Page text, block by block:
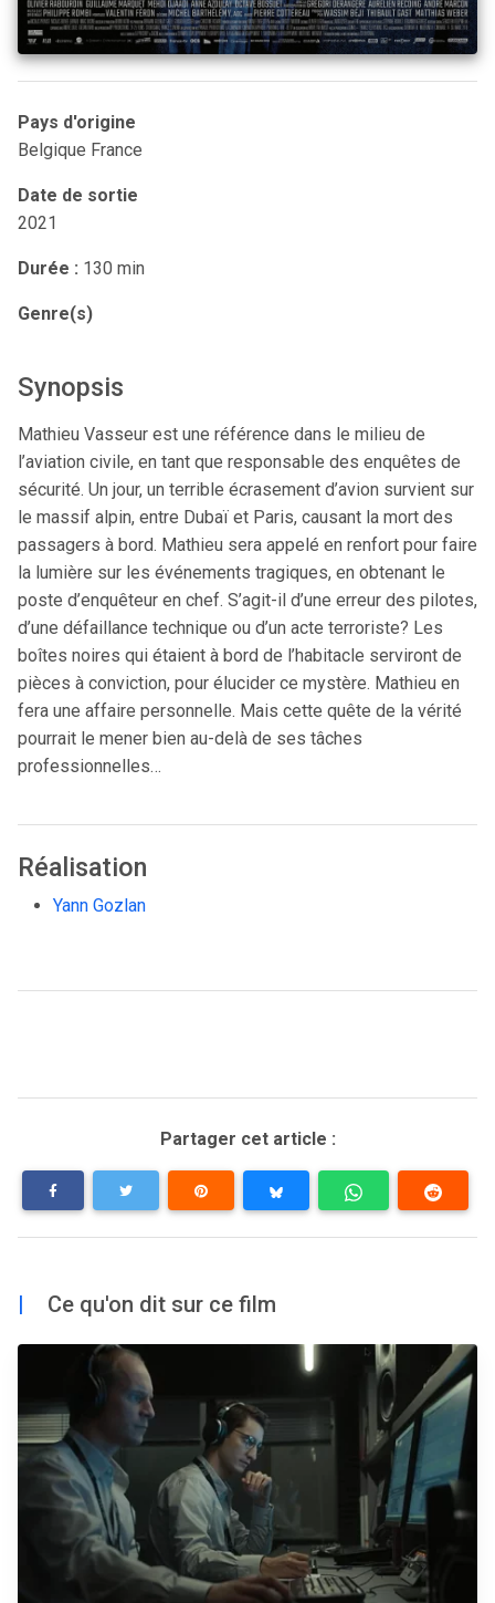
Pays d'origine
Belgique France
Date de sortie
2021
Durée : 130 min
Genre(s)
Synopsis
Mathieu Vasseur est une référence dans le milieu de
l’aviation civile, en tant que responsable des enquêtes de
sécurité. Un jour, un terrible écrasement d’avion survient sur
le massif alpin, entre Dubaï et Paris, causant la mort des
passagers à bord. Mathieu sera appelé en renfort pour faire
la lumière sur les événements tragiques, en obtenant le
poste d’enquêteur en chef. S’agit-il d’une erreur des pilotes,
d’une défaillance technique ou d’un acte terroriste? Les
boîtes noires qui étaient à bord de l’habitacle serviront de
pièces à conviction, pour élucider ce mystère. Mathieu en
fera une affaire personnelle. Mais cette quête de la vérité
pourrait le mener bien au-delà de ses tâches
professionnelles…
Réalisation
Yann Gozlan
Partager cet article :
| Ce qu'on dit sur ce film